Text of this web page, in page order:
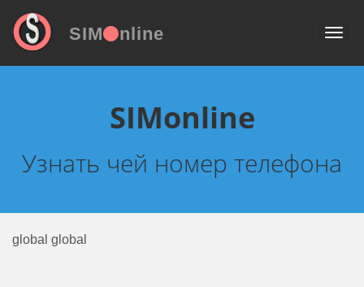
SIM nline
SIMonline
Узнать чей номер телефона
global global